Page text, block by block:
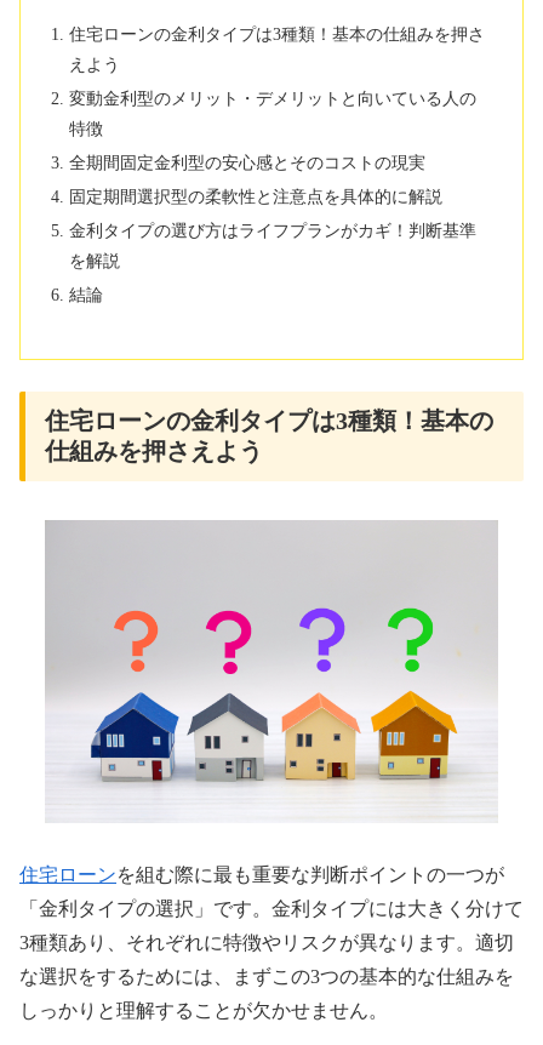
住宅ローンの金利タイプは3種類！基本の仕組みを押さ
えよう
変動金利型のメリット・デメリットと向いている人の
特徴
全期間固定金利型の安心感とそのコストの現実
固定期間選択型の柔軟性と注意点を具体的に解説
金利タイプの選び方はライフプランがカギ！判断基準
を解説
結論
住宅ローンの金利タイプは3種類！基本の
仕組みを押さえよう
住宅ローンを組む際に最も重要な判断ポイントの一つが
「金利タイプの選択」です。金利タイプには大きく分けて
3種類あり、それぞれに特徴やリスクが異なります。適切
な選択をするためには、まずこの3つの基本的な仕組みを
しっかりと理解することが欠かせません。